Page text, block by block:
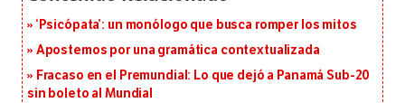
‘Psicópata’: un monólogo que busca romper los mitos
Apostemos por una gramática contextualizada
Fracaso en el Premundial: Lo que dejó a Panamá Sub-20
sin boleto al Mundial